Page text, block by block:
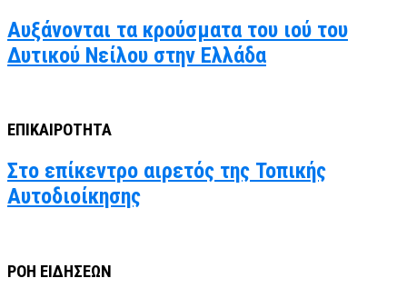
Αυξάνονται τα κρούσματα του ιού του
Δυτικού Νείλου στην Ελλάδα
ΕΠΙΚΑΙΡΟΤΗΤΑ
Στο επίκεντρο αιρετός της Τοπικής
Αυτοδιοίκησης
ΡΟΗ ΕΙΔΗΣΕΩΝ